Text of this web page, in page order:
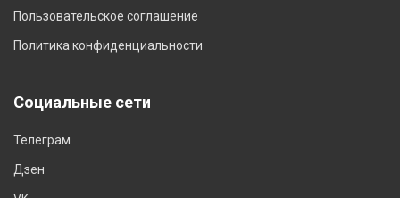
Пользовательское соглашение
Политика конфиденциальности
Социальные сети
Телеграм
Дзен